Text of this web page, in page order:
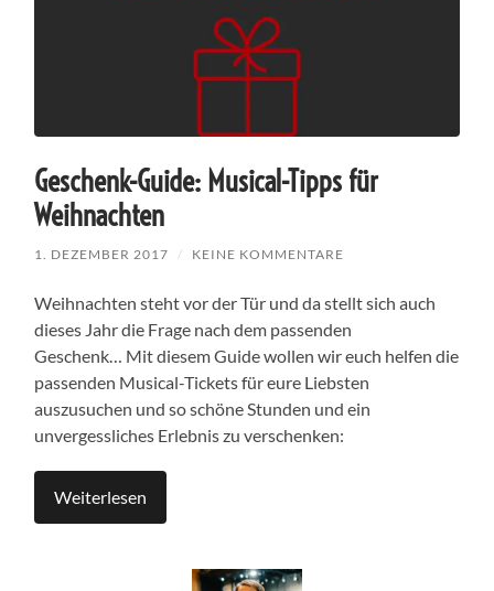
Geschenk-Guide: Musical-Tipps für
Weihnachten
1. DEZEMBER 2017 / KEINE KOMMENTARE
Weihnachten steht vor der Tür und da stellt sich auch
dieses Jahr die Frage nach dem passenden
Geschenk… Mit diesem Guide wollen wir euch helfen die
passenden Musical-Tickets für eure Liebsten
auszusuchen und so schöne Stunden und ein
unvergessliches Erlebnis zu verschenken:
Weiterlesen